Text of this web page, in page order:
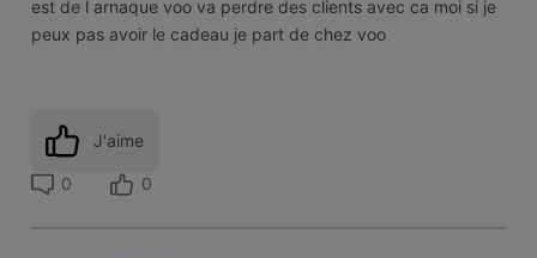
est de l arnaque voo va perdre des clients avec ca moi si je
peux pas avoir le cadeau je part de chez voo
J'aime
0 0